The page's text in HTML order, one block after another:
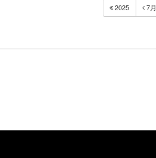
2025 7月